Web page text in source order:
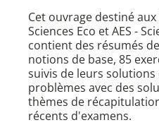
Cet ouvrage destiné
Sciences Eco et AES -
contient des résumés
notions de base, 85
suivis de leurs
problèmes avec des
thèmes de
récents d'examens.